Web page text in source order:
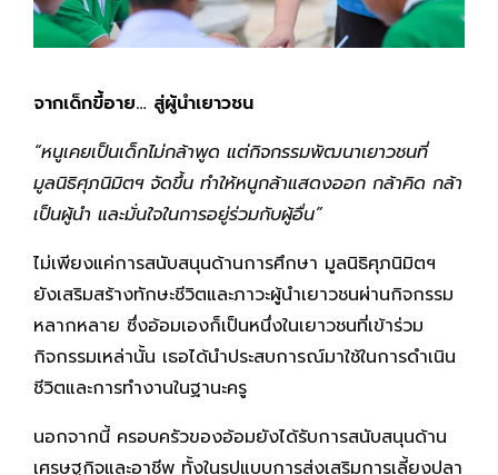
จากเด็กขี้อาย… สู่ผู้นำเยาวชน
“หนูเคยเป็นเด็กไม่กล้าพูด แต่กิจกรรมพัฒนาเยาวชนที่
มูลนิธิศุภนิมิตฯ จัดขึ้น ทำให้หนูกล้าแสดงออก กล้าคิด กล้า
เป็นผู้นำ และมั่นใจในการอยู่ร่วมกับผู้อื่น”
ไม่เพียงแค่การสนับสนุนด้านการศึกษา มูลนิธิศุภนิมิตฯ
ยังเสริมสร้างทักษะชีวิตและภาวะผู้นำเยาวชนผ่านกิจกรรม
หลากหลาย ซึ่งอ้อมเองก็เป็นหนึ่งในเยาวชนที่เข้าร่วม
กิจกรรมเหล่านั้น เธอได้นำประสบการณ์มาใช้ในการดำเนิน
ชีวิตและการทำงานในฐานะครู
นอกจากนี้ ครอบครัวของอ้อมยังได้รับการสนับสนุนด้าน
เศรษฐกิจและอาชีพ ทั้งในรูปแบบการส่งเสริมการเลี้ยงปลา